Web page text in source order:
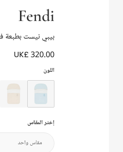
Fendi
بيبي نيست بطبعة
UK£ 320.00
اللون
إختر المقاس